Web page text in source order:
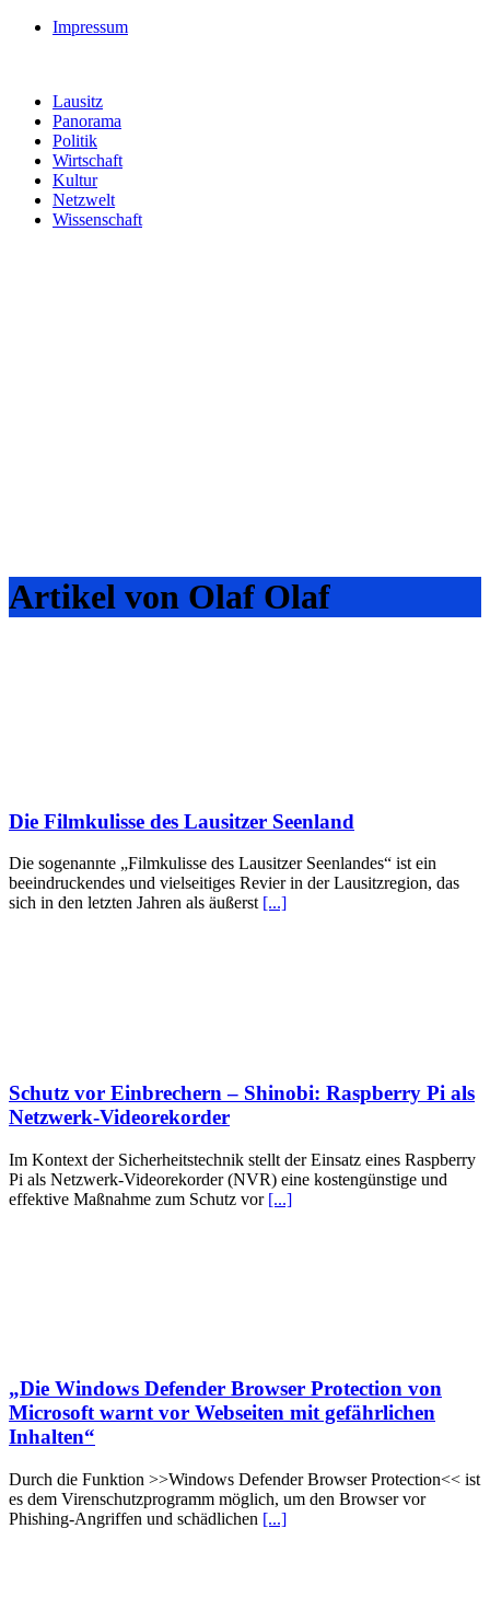
Impressum
Lausitz
Panorama
Politik
Wirtschaft
Kultur
Netzwelt
Wissenschaft
Artikel von Olaf Olaf
Die Filmkulisse des Lausitzer Seenland
Die sogenannte „Filmkulisse des Lausitzer Seenlandes“ ist ein
beeindruckendes und vielseitiges Revier in der Lausitzregion, das
sich in den letzten Jahren als äußerst [...]
Schutz vor Einbrechern – Shinobi: Raspberry Pi als
Netzwerk-Videorekorder
Im Kontext der Sicherheitstechnik stellt der Einsatz eines Raspberry
Pi als Netzwerk-Videorekorder (NVR) eine kostengünstige und
effektive Maßnahme zum Schutz vor [...]
„Die Windows Defender Browser Protection von
Microsoft warnt vor Webseiten mit gefährlichen
Inhalten“
Durch die Funktion >>Windows Defender Browser Protection<< ist
es dem Virenschutzprogramm möglich, um den Browser vor
Phishing-Angriffen und schädlichen [...]